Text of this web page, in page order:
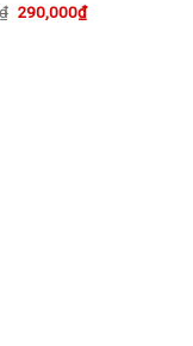
Giá
290,000₫Giá
hiện